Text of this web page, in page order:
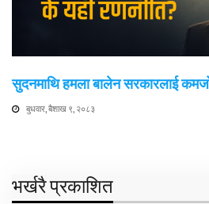
सुदनमाथि हमला बालेन सरकारलाई
बुधवार, बैशाख ९, २०८३
भर्खरै प्रकाशित